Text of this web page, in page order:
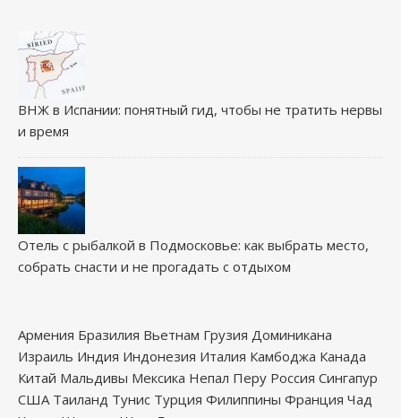
ВНЖ в Испании: понятный гид, чтобы не тратить нервы
и время
Отель с рыбалкой в Подмосковье: как выбрать место,
собрать снасти и не прогадать с отдыхом
Армения Бразилия Вьетнам Грузия Доминикана
Израиль Индия Индонезия Италия Камбоджа Канада
Китай Мальдивы Мексика Непал Перу Россия Сингапур
США Таиланд Тунис Турция Филиппины Франция Чад